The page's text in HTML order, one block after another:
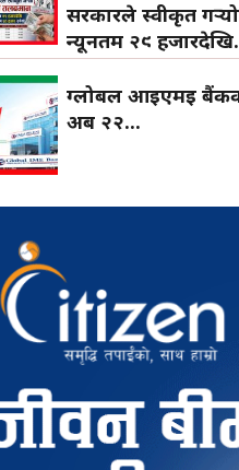
सरकारले स्वीकृत
न्यूनतम २९
ग्लोबल आइएमई
अर्ब २२...